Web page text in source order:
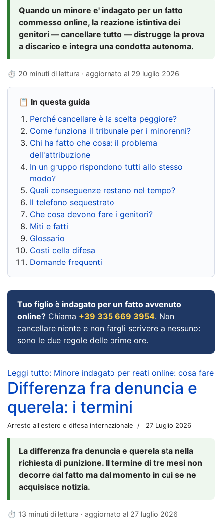
Quando un minore e' indagato per un fatto
commesso online, la reazione istintiva dei
genitori — cancellare tutto — distrugge la prova
a discarico e integra una condotta autonoma.
⏱ 20 minuti di lettura · aggiornato al 29 luglio 2026
📋 In questa guida
Perché cancellare è la scelta peggiore?
Come funziona il tribunale per i minorenni?
Chi ha fatto che cosa: il problema
dell'attribuzione
In un gruppo rispondono tutti allo stesso
modo?
Quali conseguenze restano nel tempo?
Il telefono sequestrato
Che cosa devono fare i genitori?
Miti e fatti
Glossario
Costi della difesa
Domande frequenti
Tuo figlio è indagato per un fatto avvenuto
online? Chiama +39 335 669 3954. Non
cancellare niente e non fargli scrivere a nessuno:
sono le due regole delle prime ore.
Leggi tutto: Minore indagato per reati online: cosa fare
Differenza fra denuncia e
querela: i termini
Arresto all'estero e difesa internazionale 27 Luglio 2026
La differenza fra denuncia e querela sta nella
richiesta di punizione. Il termine di tre mesi non
decorre dal fatto ma dal momento in cui se ne
acquisisce notizia.
⏱ 13 minuti di lettura · aggiornato al 27 luglio 2026